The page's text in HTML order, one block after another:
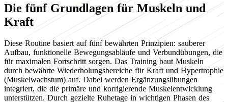
Die fünf Grundlagen für Muskeln und
Kraft
Diese Routine basiert auf fünf bewährten Prinzipien: sauberer
Aufbau, funktionelle Bewegungsabläufe und Verbundübungen, die
für maximalen Fortschritt sorgen. Das Training baut Muskeln
durch bewährte Wiederholungsbereiche für Kraft und Hypertrophie
(Muskelwachstum) auf. Dabei werden Ergänzungsübungen
integriert, die die primäre und korrigierende Muskelentwicklung
unterstützen. Durch gezielte Ruhetage in wichtigen Phasen des